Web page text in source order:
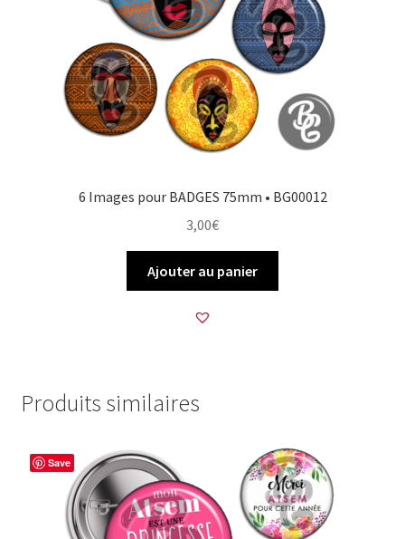
6 Images pour BADGES 75mm • BG00012
3,00€
Ajouter au panier
Produits similaires
Save